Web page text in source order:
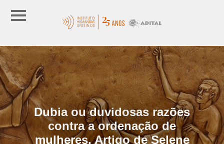
Dubia ou duvidosas razões
contra a ordenação de
mulheres. Artigo de Selene